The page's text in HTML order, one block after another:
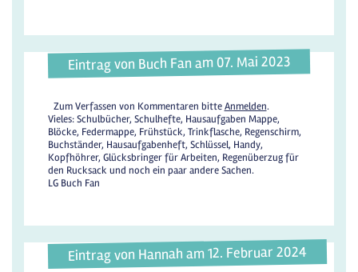
Eintrag von Buch Fan am 07. Mai 2023
Zum Verfassen von Kommentaren bitteAnmelden.
Vieles: Schulbücher, Schulhefte, Hausaufgaben Mappe,
Blöcke, Federmappe, Frühstück, Trinkflasche, Regenschirm,
Buchständer, Hausaufgabenheft, Schlüssel, Handy,
Kopfhöhrer, Glücksbringer für Arbeiten, Regenüberzug für
den Rucksack und noch ein paar andere Sachen.
LG Buch Fan
Eintrag von Hannah am 12. Februar 2024